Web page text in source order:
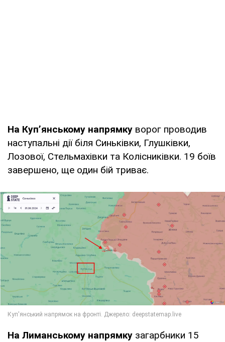
На Куп’янському напрямку ворог проводив
наступальні дії біля Синьківки, Глушківки,
Лозової, Стельмахівки та Колісниківки. 19 боїв
завершено, ще один бій триває.
На Лиманському напрямку загарбники 15